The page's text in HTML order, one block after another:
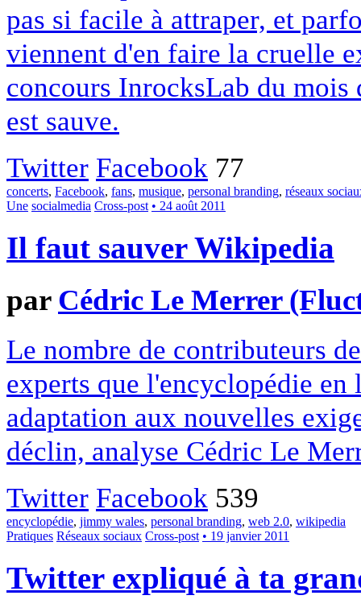
pas si facile à attraper, et
viennent d'en faire la cruelle
concours InrocksLab du
est sauve.
Twitter Facebook 77
concerts, Facebook, fans, musique, personal branding, réseaux
Une socialmedia Cross-post • 24 août 2011
Il faut sauver Wikipedia
par Cédric Le Merrer
Le nombre de contributeurs
experts que l'encyclopédie
adaptation aux nouvelles
déclin, analyse Cédric Le
Twitter Facebook 539
encyclopédie, jimmy wales, personal branding, web 2.0, wikipedia
Pratiques Réseaux sociaux Cross-post • 19 janvier 2011
Twitter expliqué à ta